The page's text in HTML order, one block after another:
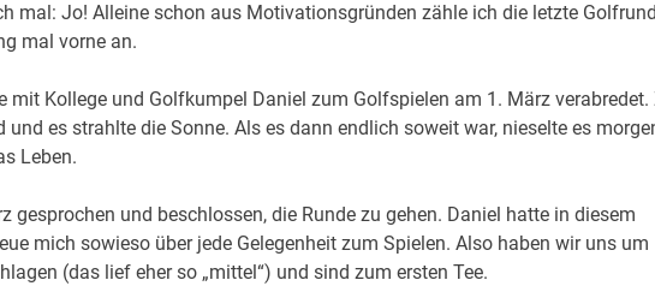
mal: Jo! Alleine schon aus Motivationsgründen zähle ich die letzte
mal vorne an.
mit Kollege und Golfkumpel Daniel zum Golfspielen am 1. März verabredet.
es strahlte die Sonne. Als es dann endlich soweit war, nieselte es
Leben.
und beschlossen, die Runde zu gehen. Daniel hatte in diesem
mich sowieso über jede Gelegenheit zum Spielen. Also haben wir uns um
(das lief eher so „mittel“) und sind zum ersten Tee.